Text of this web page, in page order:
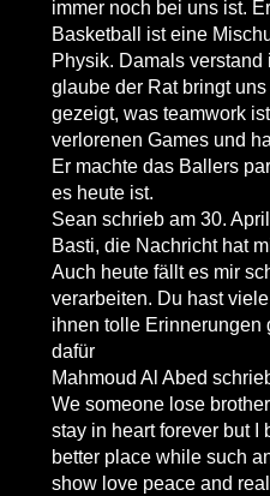
immer noch bei uns ist.
Basketball ist eine
Physik. Damals verstand
glaube der Rat bringt
gezeigt, was teamwork
verlorenen Games und
Er machte das Ballers
es heute ist.
Sean schrieb am30.
Basti, die Nachricht hat
Auch heute fällt es mir
verarbeiten. Du hast
ihnen tolle Erinnerungen
dafür
Mahmoud Al Abed
We someone lose
stay in heart forever but I
better place while such
show love peace and